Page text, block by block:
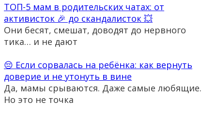
ТОП-5 мам в родительских чатах: от
активисток 🎉 до скандалисток 💥
Они бесят, смешат, доводят до нервного
тика… и не дают
😔 Если сорвалась на ребёнка: как вернуть
доверие и не утонуть в вине
Да, мамы срываются. Даже самые любящие.
Но это не точка